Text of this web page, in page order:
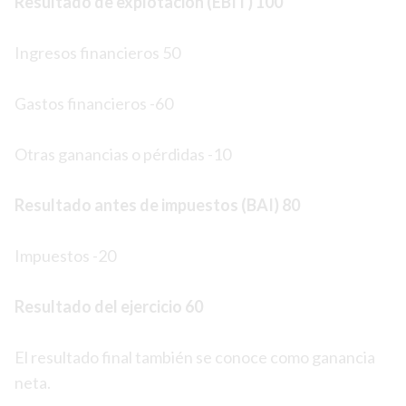
Ingresos financieros 50
Gastos financieros -60
Otras ganancias o pérdidas -10
Resultado antes de impuestos (BAI) 80
Impuestos -20
Resultado del ejercicio 60
El resultado final también se conoce como ganancia
neta.